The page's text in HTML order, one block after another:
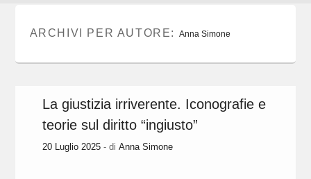
ARCHIVI PER AUTORE: Anna Simone
La giustizia irriverente. Iconografie e
teorie sul diritto “ingiusto”
20 Luglio 2025 - di Anna Simone